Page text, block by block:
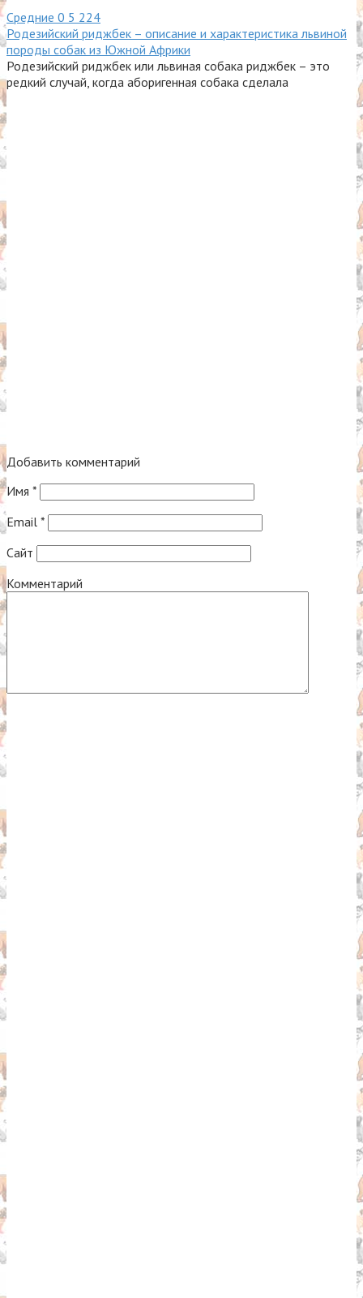
Средние 0 5 224
Родезийский риджбек – описание и характеристика львиной
породы собак из Южной Африки
Родезийский риджбек или львиная собака риджбек – это
редкий случай, когда аборигенная собака сделала
Добавить комментарий
Имя *
Email *
Сайт
Комментарий